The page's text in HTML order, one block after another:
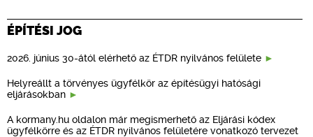
ÉPÍTÉSI JOG
2026. június 30-ától elérhető az ÉTDR nyilvános felülete
Helyreállt a törvényes ügyfélkör az építésügyi hatósági
eljárásokban
A kormany.hu oldalon már megismerhető az Eljárási kódex
ügyfélkörre és az ÉTDR nyilvános felületére vonatkozó tervezet